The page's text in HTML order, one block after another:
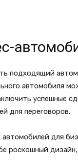
подходящий
автомобиля
успешные
для переговоров.
для
роскошный